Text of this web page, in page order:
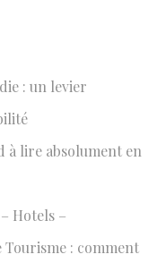
: un levier
à lire absolument en
Hotels –
Tourisme : comment